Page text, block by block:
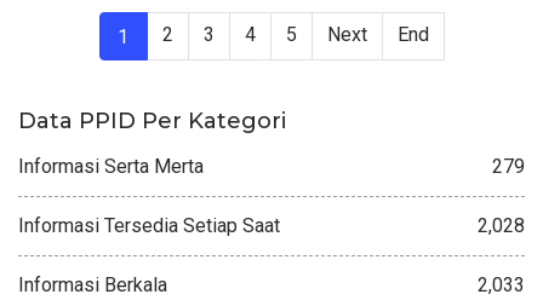
1 2 3 4 5 Next End
Data PPID Per Kategori
Informasi Serta Merta 279
Informasi Tersedia Setiap Saat 2,028
Informasi Berkala 2,033